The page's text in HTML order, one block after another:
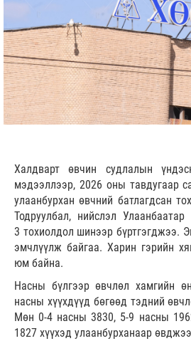
Халдварт өвчин судлалын
мэдээллээр, 2026 оны тавдугаар
улаанбурхан өвчний батлагдсан
Тодруулбал, нийслэл
3 тохиолдол шинээр бүртгэгджээ.
эмчлүүлж байгаа. Харин гэрийн
юм байна.
Насны бүлгээр өвчлөл хамгийн
насны хүүхдүүд бөгөөд тэдний
Мөн 0-4 насны 3830, 5-9 насны
1827 хүүхэд улаанбурханаар